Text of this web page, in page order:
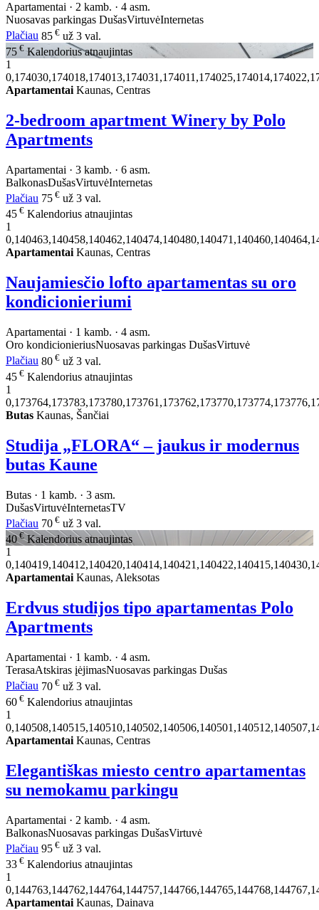
Apartamentai · 2 kamb. · 4 asm.
Nuosavas parkingas DušasVirtuvėInternetas
Plačiau 85 € už 3 val.
75 € Kalendorius atnaujintas
1
Apartamentai Kaunas, Centras
2-bedroom apartment Winery by Polo
Apartments
Apartamentai · 3 kamb. · 6 asm.
BalkonasDušasVirtuvėInternetas
Plačiau 75 € už 3 val.
45 € Kalendorius atnaujintas
1
ApartamentaiKaunas, Centras
Naujamiesčio lofto apartamentas su oro
kondicionieriumi
Apartamentai · 1 kamb. · 4 asm.
Oro kondicionieriusNuosavas parkingas DušasVirtuvė
Plačiau 80 € už 3 val.
45 € Kalendorius atnaujintas
1
Butas Kaunas, Šančiai
Studija „FLORA“ – jaukus ir modernus
butas Kaune
Butas · 1 kamb. · 3 asm.
DušasVirtuvėInternetasTV
Plačiau 70 € už 3 val.
40€ Kalendorius atnaujintas
1
Apartamentai Kaunas, Aleksotas
Erdvus studijos tipo apartamentas Polo
Apartments
Apartamentai · 1 kamb. · 4 asm.
TerasaAtskiras įėjimasNuosavas parkingas Dušas
Plačiau 70 € už 3 val.
60 € Kalendorius atnaujintas
1
Apartamentai Kaunas, Centras
Elegantiškas miesto centro apartamentas
su nemokamu parkingu
Apartamentai · 2 kamb. · 4 asm.
BalkonasNuosavas parkingas DušasVirtuvė
Plačiau 95 € už 3 val.
33 € Kalendorius atnaujintas
1
Apartamentai Kaunas, Dainava